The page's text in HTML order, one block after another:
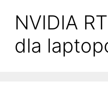
NVIDIA
dla